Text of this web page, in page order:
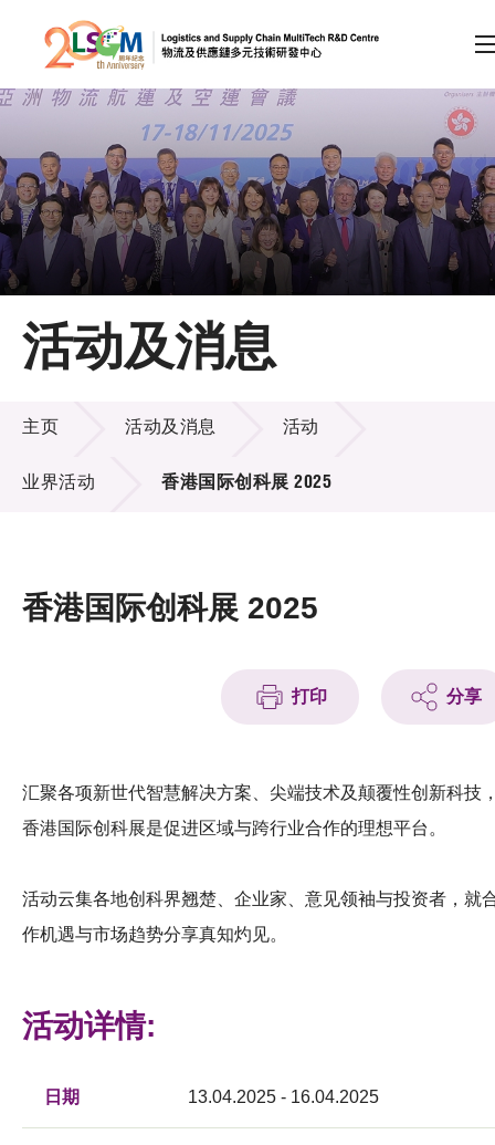
跳到内容（按回车键）
会员登录
A A EN 繁 简
主页
关于LSCM
技术商品化
项目及资助计划
活动及消息
科技分享
会籍
活动及消息
活动及消息
主页 活动及消息 活动
业界活动 香港国际创科展 2025
香港国际创科展 2025
打印 分享
汇聚各项新世代智慧解决方案、尖端技术及颠覆性创新科技
香港国际创科展是促进区域与跨行业合作的理想平台。
活动云集各地创科界翘楚、企业家、意见领袖与投资者，就
作机遇与市场趋势分享真知灼见。
活动详情:
日期 13.04.2025 - 16.04.2025